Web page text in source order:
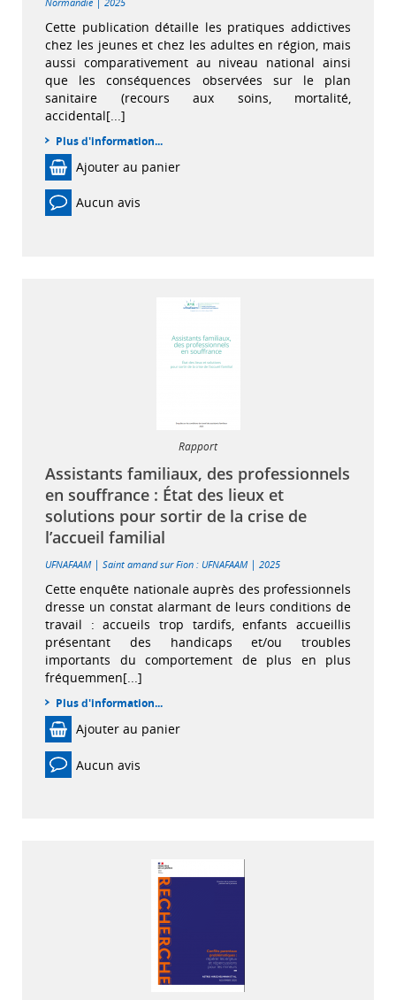
Cette publication détaille les pratiques addictives
chez les jeunes et chez les adultes en région, mais
aussi comparativement au niveau national ainsi
que les conséquences observées sur le plan
sanitaire (recours aux soins, mortalité,
accidental[...]
Plus d'information...
Ajouter au panier
Aucun avis
Rapport
Assistants familiaux, des professionnels
en souffrance : État des lieux et
solutions pour sortir de la crise de
l’accueil familial
UFNAFAAM | Saint amand sur Fion : UFNAFAAM| 2025
Cette enquête nationale auprès des professionnels
dresse un constat alarmant de leurs conditions de
travail : accueils trop tardifs, enfants accueillis
présentant des handicaps et/ou troubles
importants du comportement de plus en plus
fréquemmen[...]
Plus d'information...
Ajouter au panier
Aucun avis